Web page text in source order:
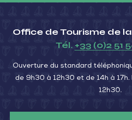
Office de Tourisme de
Tél. +33 (0)2 51
Ouverture du standard
de 9h30 à 12h30 et de 14h à
12h30.